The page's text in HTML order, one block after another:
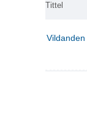
Tittel
Vildanden